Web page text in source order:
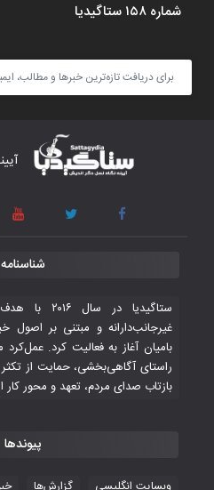
پیروزی
برداشت
کار دشوار
گروه مرگ
اسلامی
تاریخی ایران
جوانان
فینال رفتند
۲۸ October ۲۰۲۵
با شکست
شماره ۱۵۸ ستاگیدیا
شناسنامه
ستاگیدیا
غیرجانب‌دارانه و مبتنی بر اصول
بامیان آغاز به فعالیت کرد.
راستای آگاهی‌بخشی، حمایت از
بازتاب صدای مردم، تعهد و محور
پیوندها